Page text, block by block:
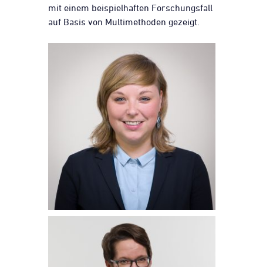
mit einem beispielhaften Forschungsfall
auf Basis von Multimethoden gezeigt.